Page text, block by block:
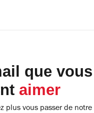
que
aimer
plus vous passer de notre